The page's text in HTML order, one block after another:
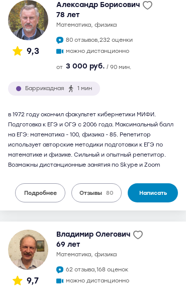
9,3
Александр Борисович
78 лет
математика, физика
80 отзывов,232 оценки
можно дистанционно
от 3 000 руб. / 90 мин.
Баррикадная 1 мин
в 1972 году окончил факультет кибернетики МИФИ.
Подготовка к ЕГЭ и ОГЭ с 2006 года. Максимальный балл
на ЕГЭ: математика - 100, физика - 85. Репетитор
использует авторские методики подготовки к ЕГЭ по
математике и физике. Сильный и опытный репетитор.
Возможны дистанционные занятия по Skype и Zoom
Подробнее Отзывы 80 Написать
9,7
Владимир Олегович
69 лет
математика, физика
62 отзыва,168 оценок
можно дистанционно